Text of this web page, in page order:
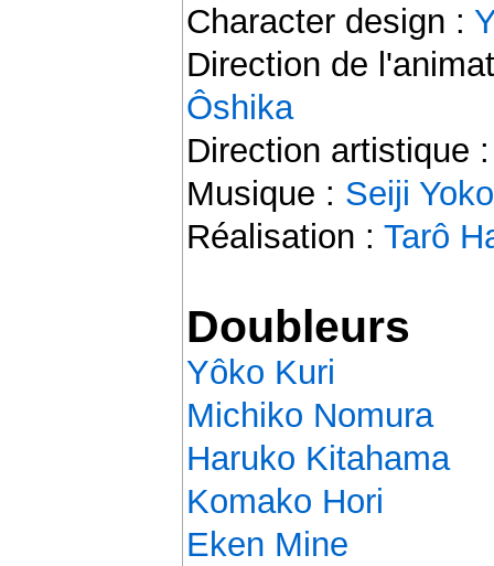
Character design :
Direction de
Ôshika
Direction artistique
Musique : Seiji
Réalisation : Tarô
Doubleurs
Yôko Kuri
Michiko Nomura
Haruko Kitahama
Komako Hori
Eken Mine